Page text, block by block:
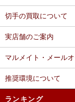
切手の買取について
実店舗のご案内
マルメイト・メール
推奨環境について
ランキング